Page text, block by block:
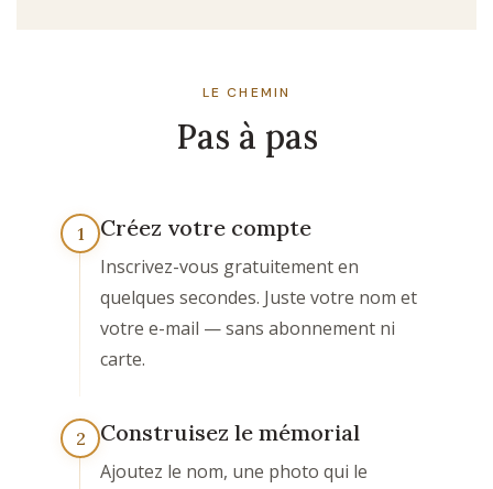
LE CHEMIN
Pas à pas
1 Créez votre compte
Inscrivez-vous gratuitement en
quelques secondes. Juste votre nom et
votre e-mail — sans abonnement ni
carte.
2 Construisez le mémorial
Ajoutez le nom, une photo qui le